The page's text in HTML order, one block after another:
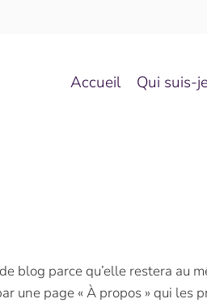
Accueil Qui suis-
blog parce qu’elle restera
une page « À propos » qui